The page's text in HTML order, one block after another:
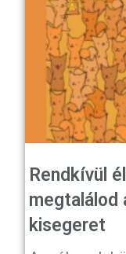
Rendkívül
megtalálod
kisegeret